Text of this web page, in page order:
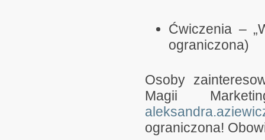
Ćwiczenia –
ograniczona)
Osoby
Magii
ograniczona!